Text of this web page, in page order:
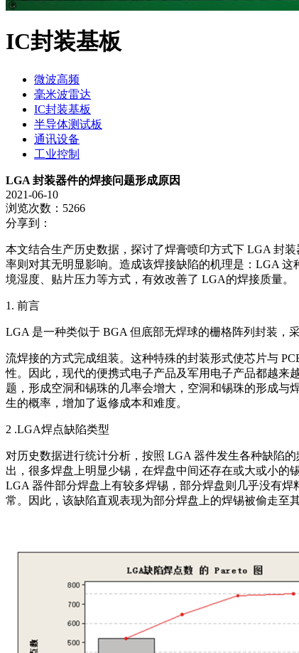
IC封装基板
微波高频
毫米波雷达
IC封装基板
半导体测试板
通讯设备
工业控制
LGA 封装器件的焊接问题形成原因
2021-06-10
浏览次数：5266
分享到：
本文结合生产历史数据，探讨了焊膏喷印方式下 LGA 封
率则对其无明显影响。造成该焊接缺陷的机理是：LGA
境湿度、贴片压力等方式，有效改善了 LGA的焊接质量。
1. 前言
LGA 是一种类似于 BGA 但底部无焊球的栅格阵列封装，
流焊接的方式完成组装。这种特殊的封装形式使芯片与
性。因此，现代的便携式电子产品及军用电子产品都越来
题，形成空洞和锡珠的几率会增大，空洞和锡珠的形成与
生的概率，增加了返修成本和难度。
2 .LGA焊点缺陷类型
对历史数据进行统计分析，按照 LGA 器件发生各种缺陷
出，很多焊盘上明显少锡，在焊盘中间还存在或大或小的
LGA 器件部分焊盘上有较多焊锡，部分焊盘则几乎没有
常。因此，该缺陷直观表现为部分焊盘上的焊锡被偷走至